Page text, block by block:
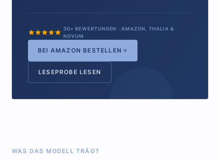
30+ BEWERTUNGEN · AMAZON, THALIA &
NOVUM
BEI AMAZON BESTELLEN
LESEPROBE LESEN
WAS DAS MODELL TRÄGT